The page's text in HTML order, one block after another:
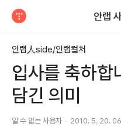
안랩
안랩人side/안랩컬처
입사를 축하합
담긴 의미
알 수 없는 사용자 2010. 5. 20.